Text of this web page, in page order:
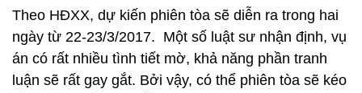
Theo HĐXX, dự kiến phiên tòa sẽ diễn ra trong hai
ngày từ 22-23/3/2017. Một số luật sư nhận định, vụ
án có rất nhiều tình tiết mờ, khả năng phần tranh
luận sẽ rất gay gắt. Bởi vậy, có thể phiên tòa sẽ kéo